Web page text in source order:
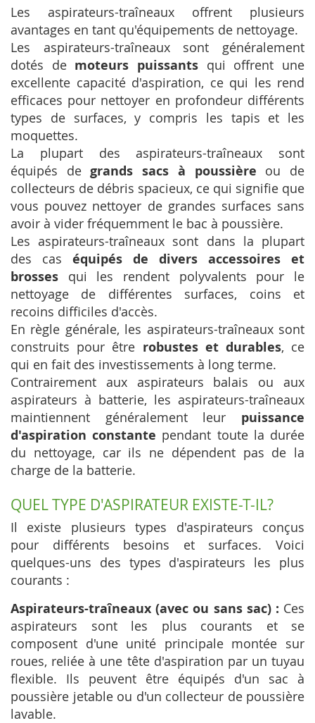
Les aspirateurs-traîneaux offrent plusieurs
avantages en tant qu'équipements de nettoyage.
Les aspirateurs-traîneaux sont généralement
dotés de moteurs puissants qui offrent une
excellente capacité d'aspiration, ce qui les rend
efficaces pour nettoyer en profondeur différents
types de surfaces, y compris les tapis et les
moquettes.
La plupart des aspirateurs-traîneaux sont
équipés degrands sacs à poussière ou de
collecteurs de débris spacieux, ce qui signifie que
vous pouvez nettoyer de grandes surfaces sans
avoir à vider fréquemment le bac à poussière.
Les aspirateurs-traîneaux sont dans la plupart
des cas équipés de divers accessoires et
brosses qui les rendent polyvalents pour le
nettoyage de différentes surfaces, coins et
recoins difficiles d'accès.
En règle générale, les aspirateurs-traîneaux sont
construits pour être robustes et durables, ce
qui en fait des investissements à long terme.
Contrairement aux aspirateurs balais ou aux
aspirateurs à batterie, les aspirateurs-traîneaux
maintiennent généralement leur puissance
d'aspiration constante pendant toute la durée
du nettoyage, car ils ne dépendent pas de la
charge de la batterie.
QUEL TYPE D'ASPIRATEUR EXISTE-T-IL?
Il existe plusieurs types d'aspirateurs conçus
pour différents besoins et surfaces. Voici
quelques-uns des types d'aspirateurs les plus
courants :
Aspirateurs-traîneaux (avec ou sans sac) : Ces
aspirateurs sont les plus courants et se
composent d'une unité principale montée sur
roues, reliée à une tête d'aspiration par un tuyau
flexible. Ils peuvent être équipés d'un sac à
poussière jetable ou d'un collecteur de poussière
lavable.